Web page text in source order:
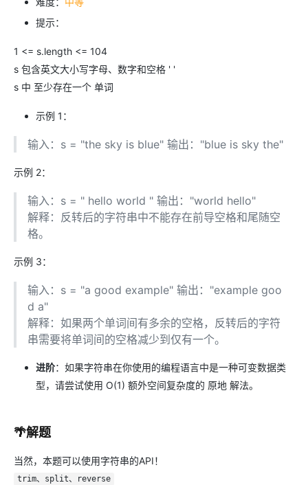
提示：
1 <= s.length <= 104
s 包含英文大小写字母、数字和空格 ' '
s 中 至少存在一个 单词
示例 1：
输入：s = "the sky is blue" 输出："blue is sky the"
示例 2：
输入：s = " hello world " 输出："world hello"
解释：反转后的字符串中不能存在前导空格和尾随空
格。
示例 3：
输入：s = "a good example" 输出："example goo
d a"
解释：如果两个单词间有多余的空格，反转后的字符
串需要将单词间的空格减少到仅有一个。
进阶：如果字符串在你使用的编程语言中是一种可变数据类
型，请尝试使用 O(1) 额外空间复杂度的 原地 解法。
🌴解题
当然，本题可以使用字符串的API！
trim、split、reverse